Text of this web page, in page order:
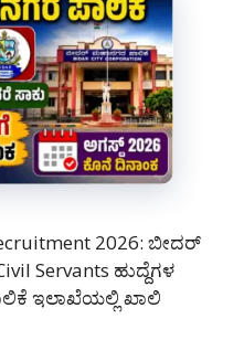
2026: ಬೀದರ್
Servants ಹುದ್ದೆಗಳ
ಇಲಾಖೆಯಲ್ಲಿ ಖಾಲಿ